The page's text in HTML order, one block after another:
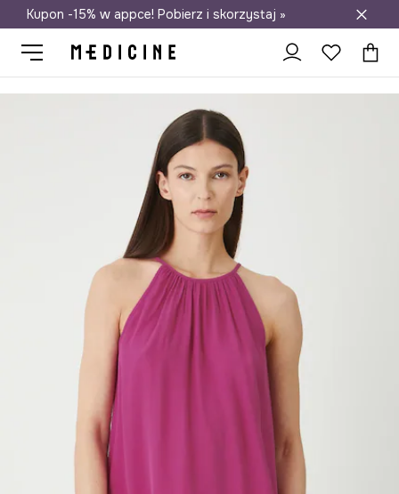
Darmowa dostawa do salonów
Kupon -15% w appce! Pobierz i skorzystaj »